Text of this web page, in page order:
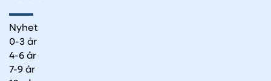
Nyhet
0-3 år
4-6 år
7-9 år